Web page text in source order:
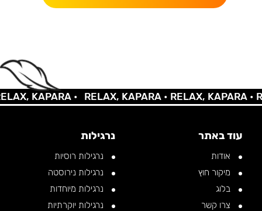
KAPARA • RELAX, KAPARA •RELAX, KAPARA •
עוד באתר
אודות
מיקור חוץ
בלוג
צרו קשר
נרגילות
נרגילות רוסיות
נרגילות נירוסטה
נרגילות מיוחדות
נרגילות יוקרתיות